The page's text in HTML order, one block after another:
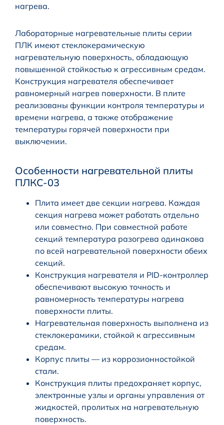
нагрева.
Лабораторные нагревательные плиты серии
ПЛК имеют стеклокерамическую
нагревательную поверхность, обладающую
повышенной стойкостью к агрессивным средам.
Конструкция нагревателя обеспечивает
равномерный нагрев поверхности. В плите
реализованы функции контроля температуры и
времени нагрева, а также отображение
температуры горячей поверхности при
выключении.
Особенности нагревательной плиты
ПЛКC-03
Плита имеет две секции нагрева. Каждая
секция нагрева может работать отдельно
или совместно. При совместной работе
секций температура разогрева одинакова
по всей нагревательной поверхности обеих
секций.
Конструкция нагревателя и PID-контроллер
обеспечивают высокую точность и
равномерность температуры нагрева
поверхности плиты.
Нагревательная поверхность выполнена из
стеклокерамики, стойкой к агрессивным
средам.
Корпус плиты — из коррозионностойкой
стали.
Конструкция плиты предохраняет корпус,
электронные узлы и органы управления от
жидкостей, пролитых на нагревательную
поверхность.